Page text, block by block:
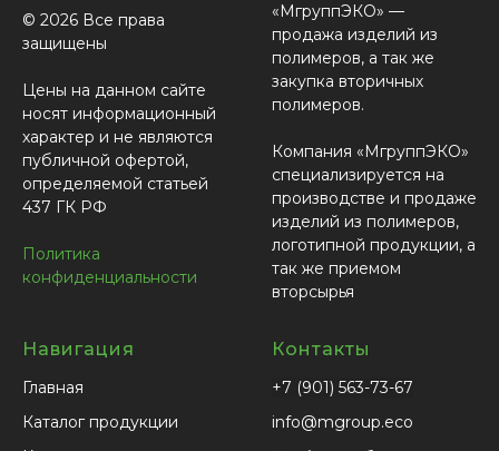
© 2026 Все права
защищены
Цены на данном сайте
носят информационный
характер и не являются
публичной офертой,
определяемой статьей
437 ГК РФ
Политика
конфиденциальности
«МгруппЭКО» —
продажа изделий из
полимеров, а так же
закупка вторичных
полимеров.
Компания «МгруппЭКО»
специализируется на
производстве и продаже
изделий из полимеров,
логотипной продукции, а
так же приемом
вторсырья
Навигация
Главная
Каталог продукции
Контакты
+7 (901) 563-73-67
info@mgroup.eco